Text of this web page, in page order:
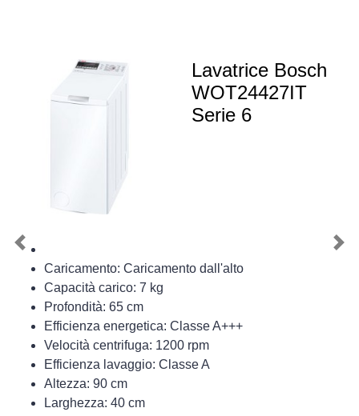
Lavatrice Bosch
WOT24427IT
Serie 6
Caricamento: Caricamento dall'alto
Capacità carico: 7 kg
Profondità: 65 cm
Efficienza energetica: Classe A+++
Velocità centrifuga: 1200 rpm
Efficienza lavaggio: Classe A
Altezza: 90 cm
Larghezza: 40 cm
Previous